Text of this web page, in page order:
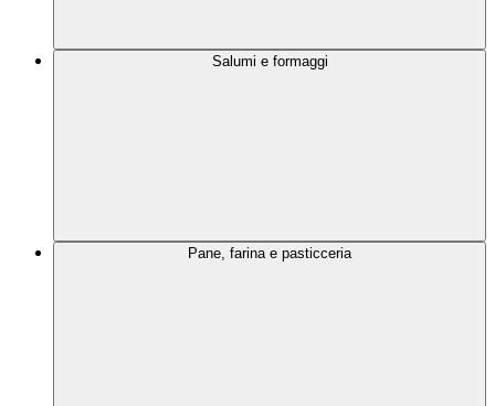
Salumi e formaggi
Pane, farina e pasticceria